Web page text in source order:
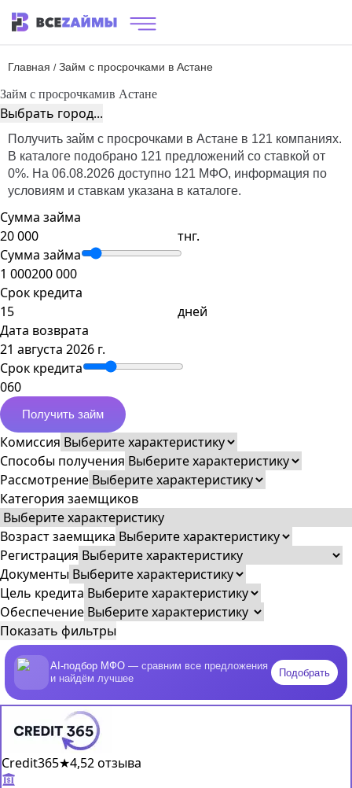
Главная / Займ с просрочками в Астане
Займ с просрочкамив Астане
Выбрать город...
Получить займ с просрочками в Астане в 121 компаниях.
В каталоге подобрано 121 предложений со ставкой от
0%. На 06.08.2026 доступно 121 МФО, информация по
условиям и ставкам указана в каталоге.
Сумма займа
тнг.
Сумма займа
1 000200 000
Срок кредита
дней
Дата возврата
21 августа 2026 г.
Срок кредита
060
Получить займ
Комиссия
Способы получения
Рассмотрение
Категория заемщиков
Возраст заемщика
Регистрация
Документы
Цель кредита
Обеспечение
Показать фильтры
AI-подбор МФО — сравним все предложения
и найдём лучшее
Подобрать
Credit365★4,52 отзыва